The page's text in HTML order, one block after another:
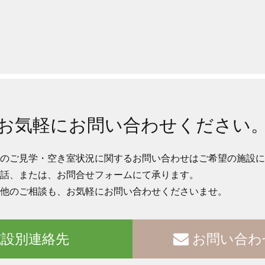
気軽にお問い合わせください。
ご見学・空き室状況に関するお問い合わせはご希望の施設に
、または、お問合せフォームにて承ります。
のご相談も、お気軽にお問い合わせくださいませ。
別連絡先 お問い合